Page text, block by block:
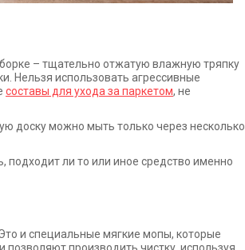
– тщательно отжатую влажную тряпку
Нельзя использовать агрессивные
составы для ухода за паркетом, не
доску можно мыть только через несколько
подходит ли то или иное средство именно
и специальные мягкие мопы, которые